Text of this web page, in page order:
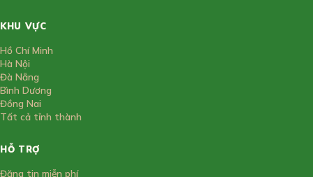
KHU VỰC
Hồ Chí Minh
Hà Nội
Đà Nẵng
Bình Dương
Đồng Nai
Tất cả tỉnh thành
HỖ TRỢ
Đăng tin miễn phí